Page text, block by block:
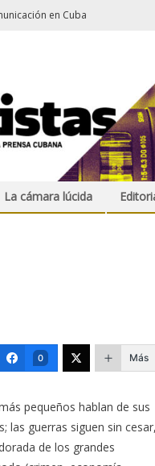
en Cuba
La cámara lúcida
0 Más
pequeños hablan de sus
las guerras siguen sin
de los grandes